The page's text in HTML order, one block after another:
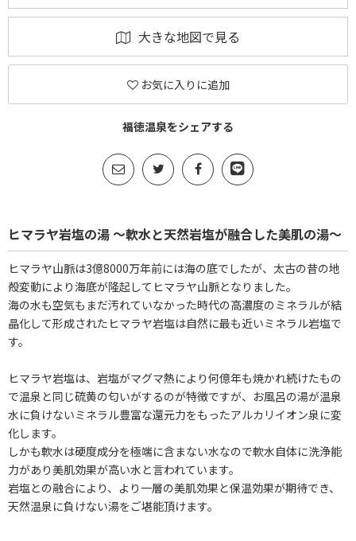
大きな地図で見る
お気に入りに追加
福徳温泉をシェアする
ヒマラヤ岩塩の湯 ～軟水と天然岩塩が融合した美肌の湯～
ヒマラヤ山脈は3億8000万年前には海の底でしたが、太古の昔の地
殻変動により海底が隆起してヒマラヤ山脈となりました。
海の水も空気もまだ汚れていなかった時代の高濃度のミネラルが結
晶化して形成されたヒマラヤ岩塩は自然に最も近いミネラル岩塩で
す。
ヒマラヤ岩塩は、岩塩がマグマ熱により何億年も焼かれ続けたもの
で温泉と同じ硫黄の匂いがするのが特徴ですが、お風呂の湯が温泉
水に負けないミネラル豊富な還元力をもったアルカリイオン泉に変
化します。
しかも軟水は硬度成分を極端に含まない水なので軟水自体に洗浄能
力があり美肌効果が高い水と言われています。
岩塩との融合により、より一層の美肌効果と保温効果が期待でき、
天然温泉に負けない湯をご堪能頂けます。